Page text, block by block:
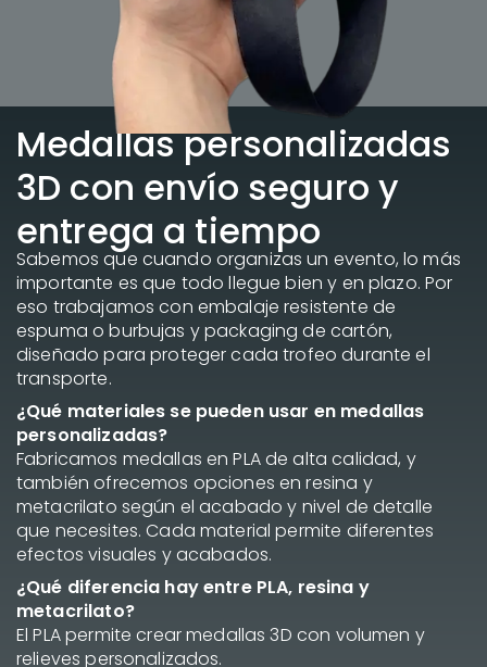
Medallas personalizadas
3D con envío seguro y
entrega a tiempo
Sabemos que cuando organizas un evento, lo más
importante es que todo llegue bien y en plazo. Por
eso trabajamos con embalaje resistente de
espuma o burbujas y packaging de cartón,
diseñado para proteger cada trofeo durante el
transporte.
¿Qué materiales se pueden usar en medallas
personalizadas?
Fabricamos medallas en PLA de alta calidad, y
también ofrecemos opciones en resina y
metacrilato según el acabado y nivel de detalle
que necesites. Cada material permite diferentes
efectos visuales y acabados.
¿Qué diferencia hay entre PLA, resina y
metacrilato?
El PLA permite crear medallas 3D con volumen y
relieves personalizados.